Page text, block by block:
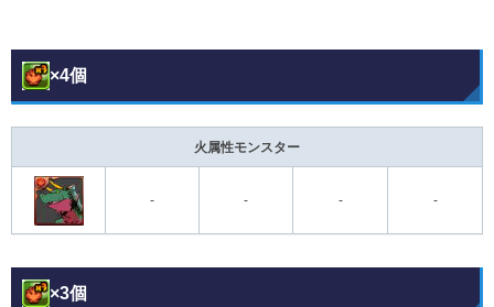
×4個
火属性モンスター
- - - -
×3個